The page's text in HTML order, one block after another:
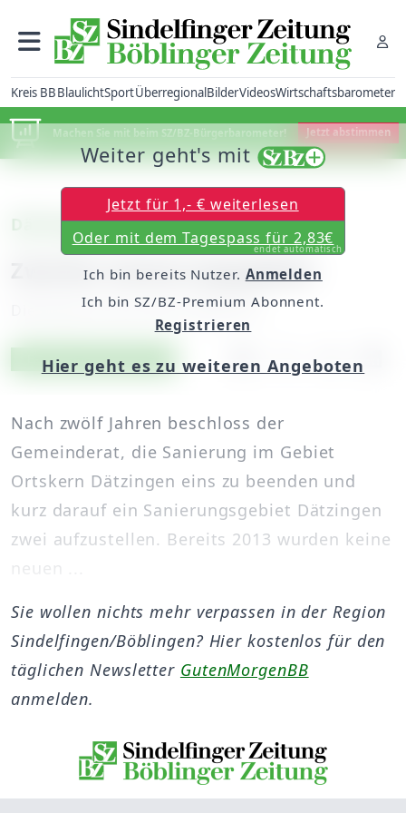
Kreis BBBlaulichtSportÜberregionalBilderVideosWirtschaftsbarometer
Machen Sie mit beim SZ/BZ-Bürgerbarometer! Jetzt abstimmen
Dätzingen
Zweites Sanierungsgebiet
Dienstag, 30. Juni 2015, 06:00 Uhr
Artikel vorlesen
Exklusiv für Abonnenten
Nach zwölf Jahren beschloss der
Gemeinderat, die Sanierung im Gebiet
Ortskern Dätzingen eins zu beenden und
kurz darauf ein Sanierungsgebiet Dätzingen
zwei aufzustellen. Bereits 2013 wurden keine
neuen ...
Weiter geht's mit
Jetzt für 1,- € weiterlesen
Oder mit dem Tagespass für 2,83€
endet automatisch
Ich bin bereits Nutzer. Anmelden
Ich bin SZ/BZ-Premium Abonnent.
Registrieren
Hier geht es zu weiteren Angeboten
Sie wollen nichts mehr verpassen in der Region
Sindelfingen/Böblingen? Hier kostenlos für den
täglichen Newsletter GutenMorgenBB
anmelden.